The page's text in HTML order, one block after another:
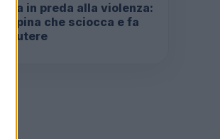
in preda alla violenza:
rapina che sciocca e fa